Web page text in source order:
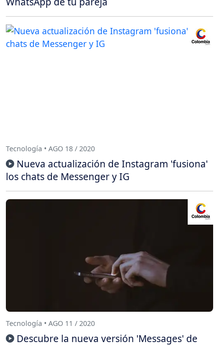
Tecnología • AGO 18 / 2020
Nueva actualización de Instagram 'fusiona'
los chats de Messenger y IG
Tecnología • AGO 11 / 2020
Descubre la nueva versión 'Messages' de